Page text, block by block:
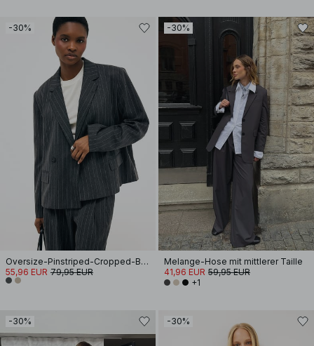
-30%
Oversize-Pinstriped-Cropped-Blazer
55,96 EUR 79,95 EUR
-30%
Melange-Hose mit mittlerer Taille
41,96 EUR 59,95 EUR
+1
-30% -30%